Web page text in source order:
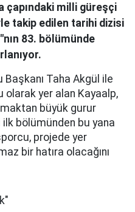
çapındaki milli güreşçi
takip edilen tarihi dizisi
83. bölümünde
Taha Akgül ile
olarak yer alan Kayaalp,
büyük gurur
bölümünden bu yana
projede yer
bir hatıra olacağını